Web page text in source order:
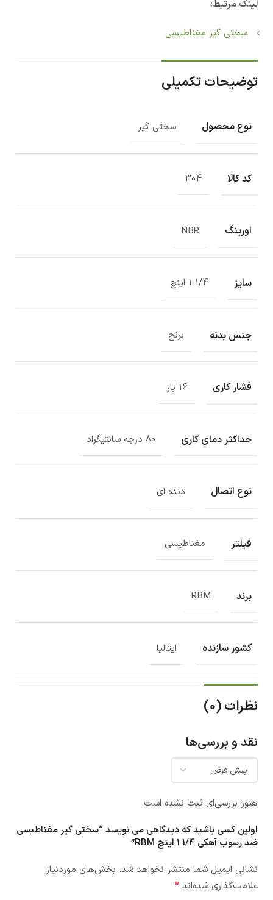
لینک مرتبط:
سختی گیر مغناطیسی
توضیحات تکمیلی
نوع محصول سختی گیر
کد کالا 304
اورینگ NBR
سایز 1/4 1 اینچ
جنس بدنه برنج
فشار کاری 16 بار
حداکثر دمای کاری 80 درجه سانتیگراد
نوع اتصال دنده ای
فیلتر مغناطیسی
برند RBM
کشور سازنده ایتالیا
نظرات (0)
نقد و بررسی‌ها
هنوز بررسی‌ای ثبت نشده است.
اولین کسی باشید که دیدگاهی می نویسد “سختی گیر مغناطیسی
ضد رسوب آهکی 1/4 1 اینچ RBM”
نشانی ایمیل شما منتشر نخواهد شد. بخش‌های موردنیاز
علامت‌گذاری شده‌اند *